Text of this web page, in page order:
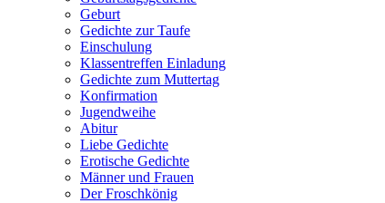
Geburt
Gedichte zur Taufe
Einschulung
Klassentreffen Einladung
Gedichte zum Muttertag
Konfirmation
Jugendweihe
Abitur
Liebe Gedichte
Erotische Gedichte
Männer und Frauen
Der Froschkönig